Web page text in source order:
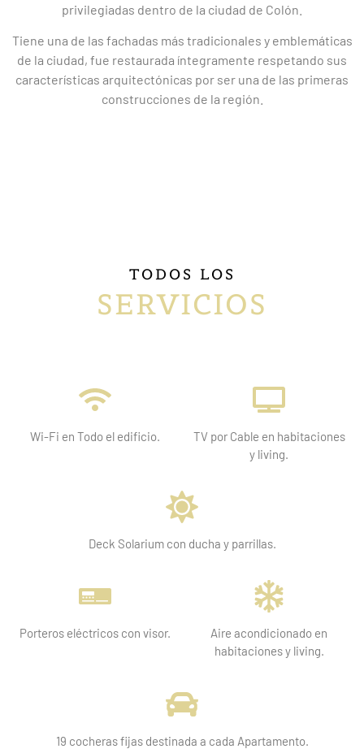
privilegiadas dentro de la ciudad de Colón.
Tiene una de las fachadas más tradicionales y emblemáticas
de la ciudad, fue restaurada íntegramente respetando sus
características arquitectónicas por ser una de las primeras
construcciones de la región.
TODOS LOS
SERVICIOS
Wi-Fi en Todo el edificio.
TV por Cable en habitaciones
y living.
Deck Solarium con ducha y parrillas.
Porteros eléctricos con visor.
Aire acondicionado en
habitaciones y living.
19 cocheras fijas destinada a cada Apartamento.